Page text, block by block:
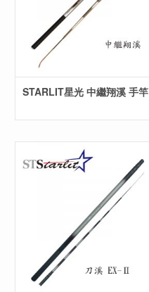
STARLIT星光 中繼翔溪 手竿